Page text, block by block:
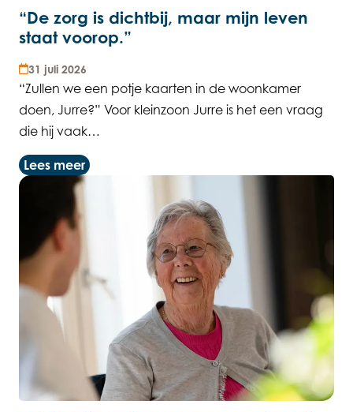
“De zorg is dichtbij, maar mijn leven
staat voorop.”
31 juli 2026
“Zullen we een potje kaarten in de woonkamer
doen, Jurre?” Voor kleinzoon Jurre is het een vraag
die hij vaak…
Lees meer